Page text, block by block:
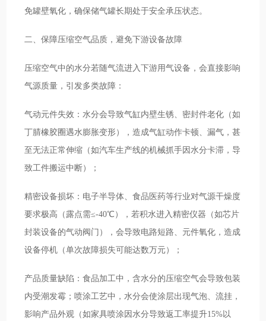
免罐壁氧化，确保储气罐长期处于安全承压状态。
二、保障压缩空气品质，避免下游设备故障
压缩空气中的水分若随气流进入下游用气设备，会直接影响
气源质量，引发多类故障：
气动元件失效：水分会导致气缸内壁生锈、密封件老化（如
丁腈橡胶圈遇水膨胀变形），造成气缸动作卡顿、漏气，甚
至无法正常伸缩（如汽车生产线的机械抓手因水分卡滞，导
致工件搬运中断）；
精密设备损坏：电子半导体、食品医药等行业对气源干燥度
要求极高（露点需≤-40℃），若积水进入精密仪器（如芯片
封装设备的气动阀门），会导致电路短路、元件氧化，造成
设备停机（单次故障损失可能达数万元）；
产品质量缺陷：食品加工中，含水分的压缩空气会导致包装
内受潮发霉；喷涂工艺中，水分会使涂层出现气泡、流挂，
影响产品外观（如家具喷涂因水分导致返工率提升15%以